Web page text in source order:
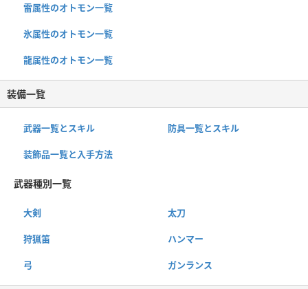
雷属性のオトモン一覧
氷属性のオトモン一覧
龍属性のオトモン一覧
装備一覧
武器一覧とスキル 防具一覧とスキル
装飾品一覧と入手方法
武器種別一覧
大剣 太刀
狩猟笛 ハンマー
弓 ガンランス